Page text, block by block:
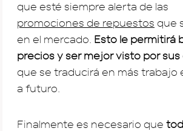
que esté siempre alerta de las
promociones de repuestos que
en el mercado. Esto le permitirá
precios y ser mejor visto por sus
que se traducirá en más trabajo
a futuro.
Finalmente es necesario que